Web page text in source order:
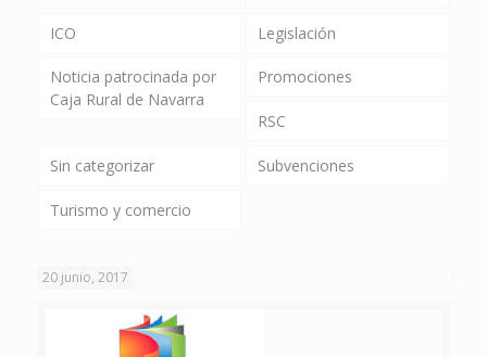
ICO Legislación
Noticia patrocinada por
Caja Rural de Navarra
Promociones
RSC
Sin categorizar Subvenciones
Turismo y comercio
20 junio, 2017